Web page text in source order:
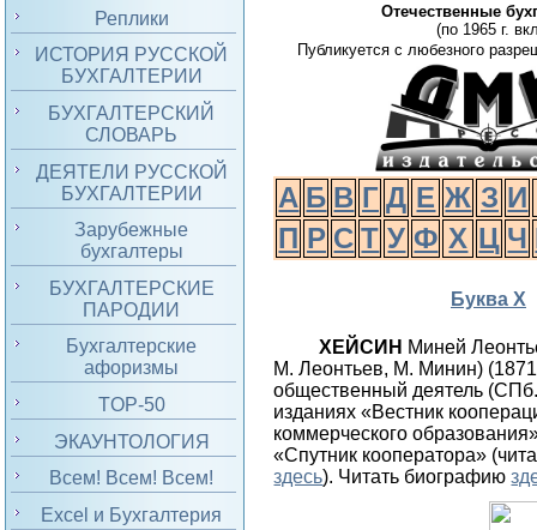
Реплики
ИСТОРИЯ РУССКОЙ
БУХГАЛТЕРИИ
БУХГАЛТЕРСКИЙ
СЛОВАРЬ
ДЕЯТЕЛИ РУССКОЙ
БУХГАЛТЕРИИ
Зарубежные
бухгалтеры
БУХГАЛТЕРСКИЕ
ПАРОДИИ
Бухгалтерские
афоризмы
TOP-50
ЭКАУНТОЛОГИЯ
Всем! Всем! Всем!
Excel и Бухгалтерия
Отечественные
(по 1965 г.
Публикуется с любезного
А Б В Г Д Е Ж З И
П Р С Т У Ф Х Ц Ч
Буква Х
ХЕЙСИН Миней
М. Леонтьев, М. Минин)
общественный деятель
изданиях «Вестник
коммерческого
«Спутник кооператора»
здесь). Читать биографию